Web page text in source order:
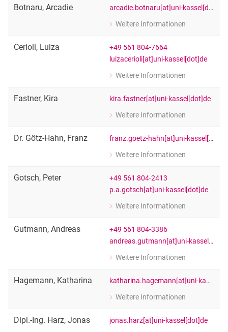
Botnaru, Arcadie
arcadie.botnaru[at]uni-kassel[dot]de
Weitere Informationen
zu Arcadie Botnaru
Cerioli, Luiza
+49 561 804-7664
luizacerioli[at]uni-kassel[dot]de
Weitere Informationen
zu Luiza Cerioli
Fastner, Kira
kira.fastner[at]uni-kassel[dot]de
Weitere Informationen
zu Kira Fastner
Dr. Götz-Hahn, Franz
franz.goetz-hahn[at]uni-kassel[dot]de
Weitere Informationen
zu Dr. Franz Götz-Hahn
Gotsch, Peter
+49 561 804-2413
p.a.gotsch[at]uni-kassel[dot]de
Weitere Informationen
zu Peter Gotsch
Gutmann, Andreas
+49 561 804-3386
andreas.gutmann[at]uni-kassel[dot]de
Weitere Informationen
zu Andreas Gutmann
Hagemann, Katharina
katharina.hagemann[at]uni-kassel[dot]de
Weitere Informationen
zu Katharina Hagemann
Dipl.-Ing. Harz, Jonas
jonas.harz[at]uni-kassel[dot]de